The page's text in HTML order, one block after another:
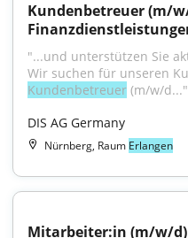
Kundenbetreuer (m/
"...und unterstützen Sie
Kundenbetreuer (m/w/d..."
DIS AG Germany
Nürnberg, Raum Erlangen